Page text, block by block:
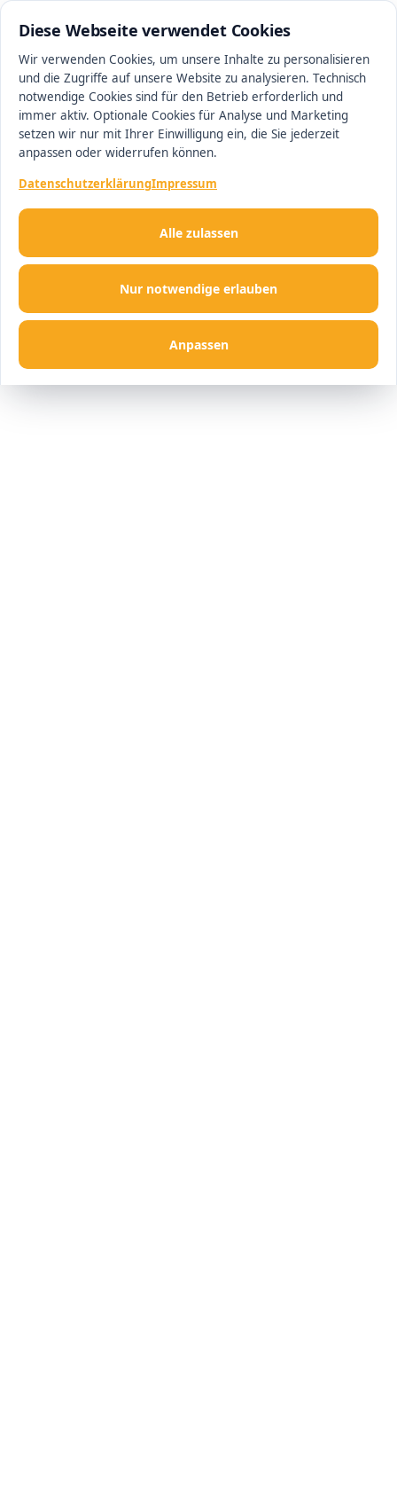
Diese Webseite verwendet Cookies
Wir verwenden Cookies, um unsere Inhalte zu personalisieren
und die Zugriffe auf unsere Website zu analysieren. Technisch
notwendige Cookies sind für den Betrieb erforderlich und
immer aktiv. Optionale Cookies für Analyse und Marketing
setzen wir nur mit Ihrer Einwilligung ein, die Sie jederzeit
anpassen oder widerrufen können.
DatenschutzerklärungImpressum
Nur notwendige erlauben
Anpassen
Alle zulassen